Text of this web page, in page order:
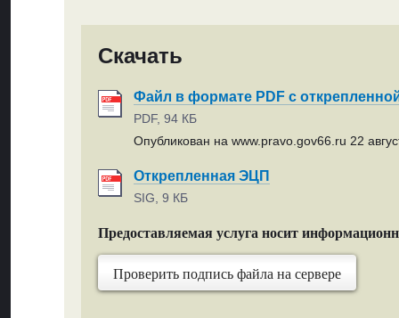
Скачать
Файл в формате PDF с
PDF, 94 КБ
Опубликован на www.pravo.gov66.ru 22
Открепленная ЭЦП
SIG, 9 КБ
Предоставляемая услуга носит
Проверить подпись файла на сервере